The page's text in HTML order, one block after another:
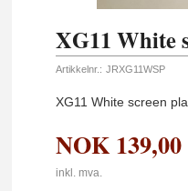
XG11 White
Artikkelnr.: JRXG11WSP
XG11 White screen
NOK 139,00
inkl. mva.